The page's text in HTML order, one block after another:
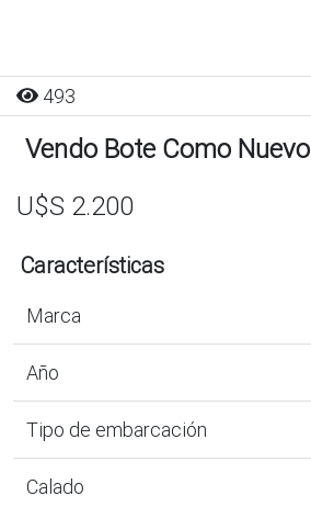
493
Vendo Bote Como Nuevo
U$S 2.200
Características
Marca
Año
Tipo de embarcación
Calado